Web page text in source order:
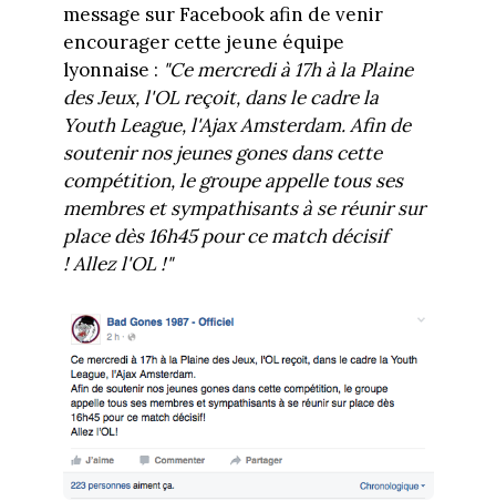
message sur Facebook afin de venir
encourager cette jeune équipe
lyonnaise : "Ce mercredi à 17h à la Plaine
des Jeux, l'OL reçoit, dans le cadre la
Youth League, l'Ajax Amsterdam. Afin de
soutenir nos jeunes gones dans cette
compétition, le groupe appelle tous ses
membres et sympathisants à se réunir sur
place dès 16h45 pour ce match décisif
! Allez l'OL !"